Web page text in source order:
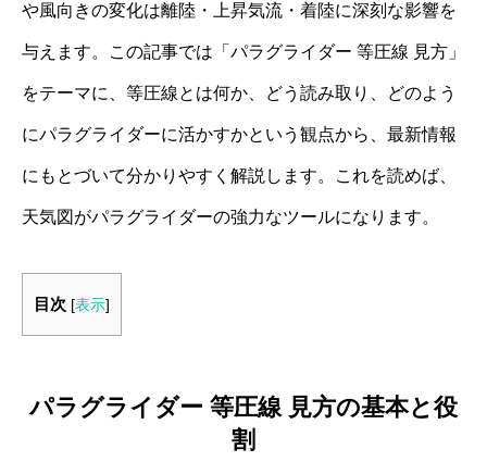
や風向きの変化は離陸・上昇気流・着陸に深刻な影響を
与えます。この記事では「パラグライダー 等圧線 見方」
をテーマに、等圧線とは何か、どう読み取り、どのよう
にパラグライダーに活かすかという観点から、最新情報
にもとづいて分かりやすく解説します。これを読めば、
天気図がパラグライダーの強力なツールになります。
目次 [表示]
パラグライダー 等圧線 見方の基本と役
割